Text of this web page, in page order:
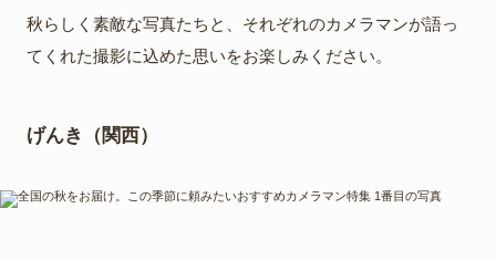
秋らしく素敵な写真たちと、それぞれのカメラマンが語っ
てくれた撮影に込めた思いをお楽しみください。
げんき（関西）